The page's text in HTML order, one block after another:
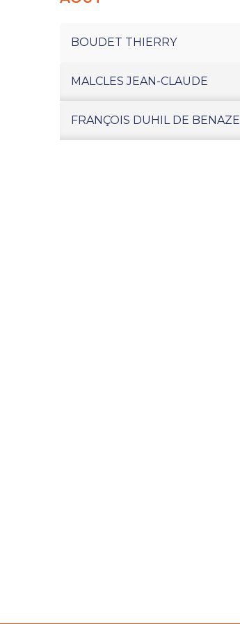
BOUDET THIERRY
MALCLES JEAN-CLAUDE
FRANÇOIS DUHIL DE BENAZE